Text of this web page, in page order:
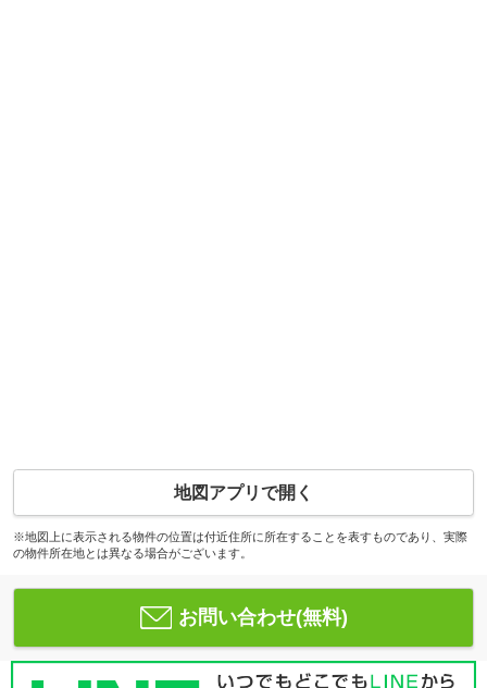
地図アプリで開く
※地図上に表示される物件の位置は付近住所に所在することを表すものであり、実際
の物件所在地とは異なる場合がございます。
お問い合わせ(無料)